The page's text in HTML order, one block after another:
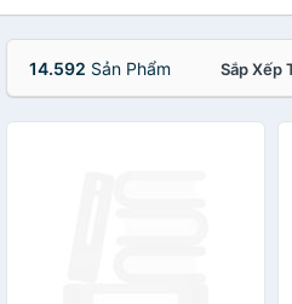
14.592 Sản Phẩm Sắp Xếp